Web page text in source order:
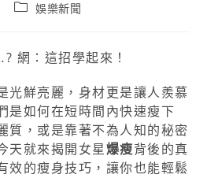
娛樂新聞
光鮮亮麗，身材更是讓人羨慕
是如何在短時間內快速瘦下
質，或是靠著不為人知的秘密
天就來揭開女星爆瘦背後的真
效的瘦身技巧，讓你也能輕鬆